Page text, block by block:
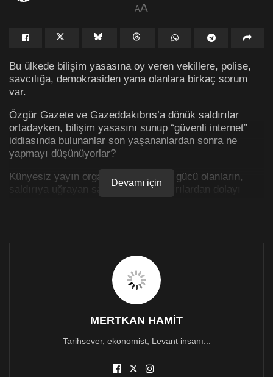
AA
Bu ülkede bilişim yasasına oy veren vekillere, polise,
savcılığa, demokrasiden yana olanlara birkaç sorum
var.
Özgür Gazete ve Gazeddakıbrıs’a dönük saldırılar
ortadayken, bilişim yasasını sunup “güvenli internet”
iddiasında bulunanlar son yaşananlardan sonra ne
yapmayı düşünüyorlar?
Künyesiz yayın organlarını kapatma gücü olanların,
saldırıya uğrayan sayfalara, bu saldırılardan dolayı
suçları izlemekten başka bir sorumluluk alacaklar mı?
Saldırının boyutu o kadar yüksek ki, hedeflenen
sayfalar dışında, aynı hizmet sağlayılardan hizmet alan
diğer sayfaların da sorunlar yaşadığı görülüyor. Artık bu
saldırı, özgür basına dair aleni müdahalenin ötesinde,
temel bir hak olan, halkın haber alma özgürlüğüne bir
Bu ihlali gerçekleştirenlerin yaptıklarını görmezden
Devamı için
MERTKAN HAMİT
Tarihsever, ekonomist, Levant insanı...